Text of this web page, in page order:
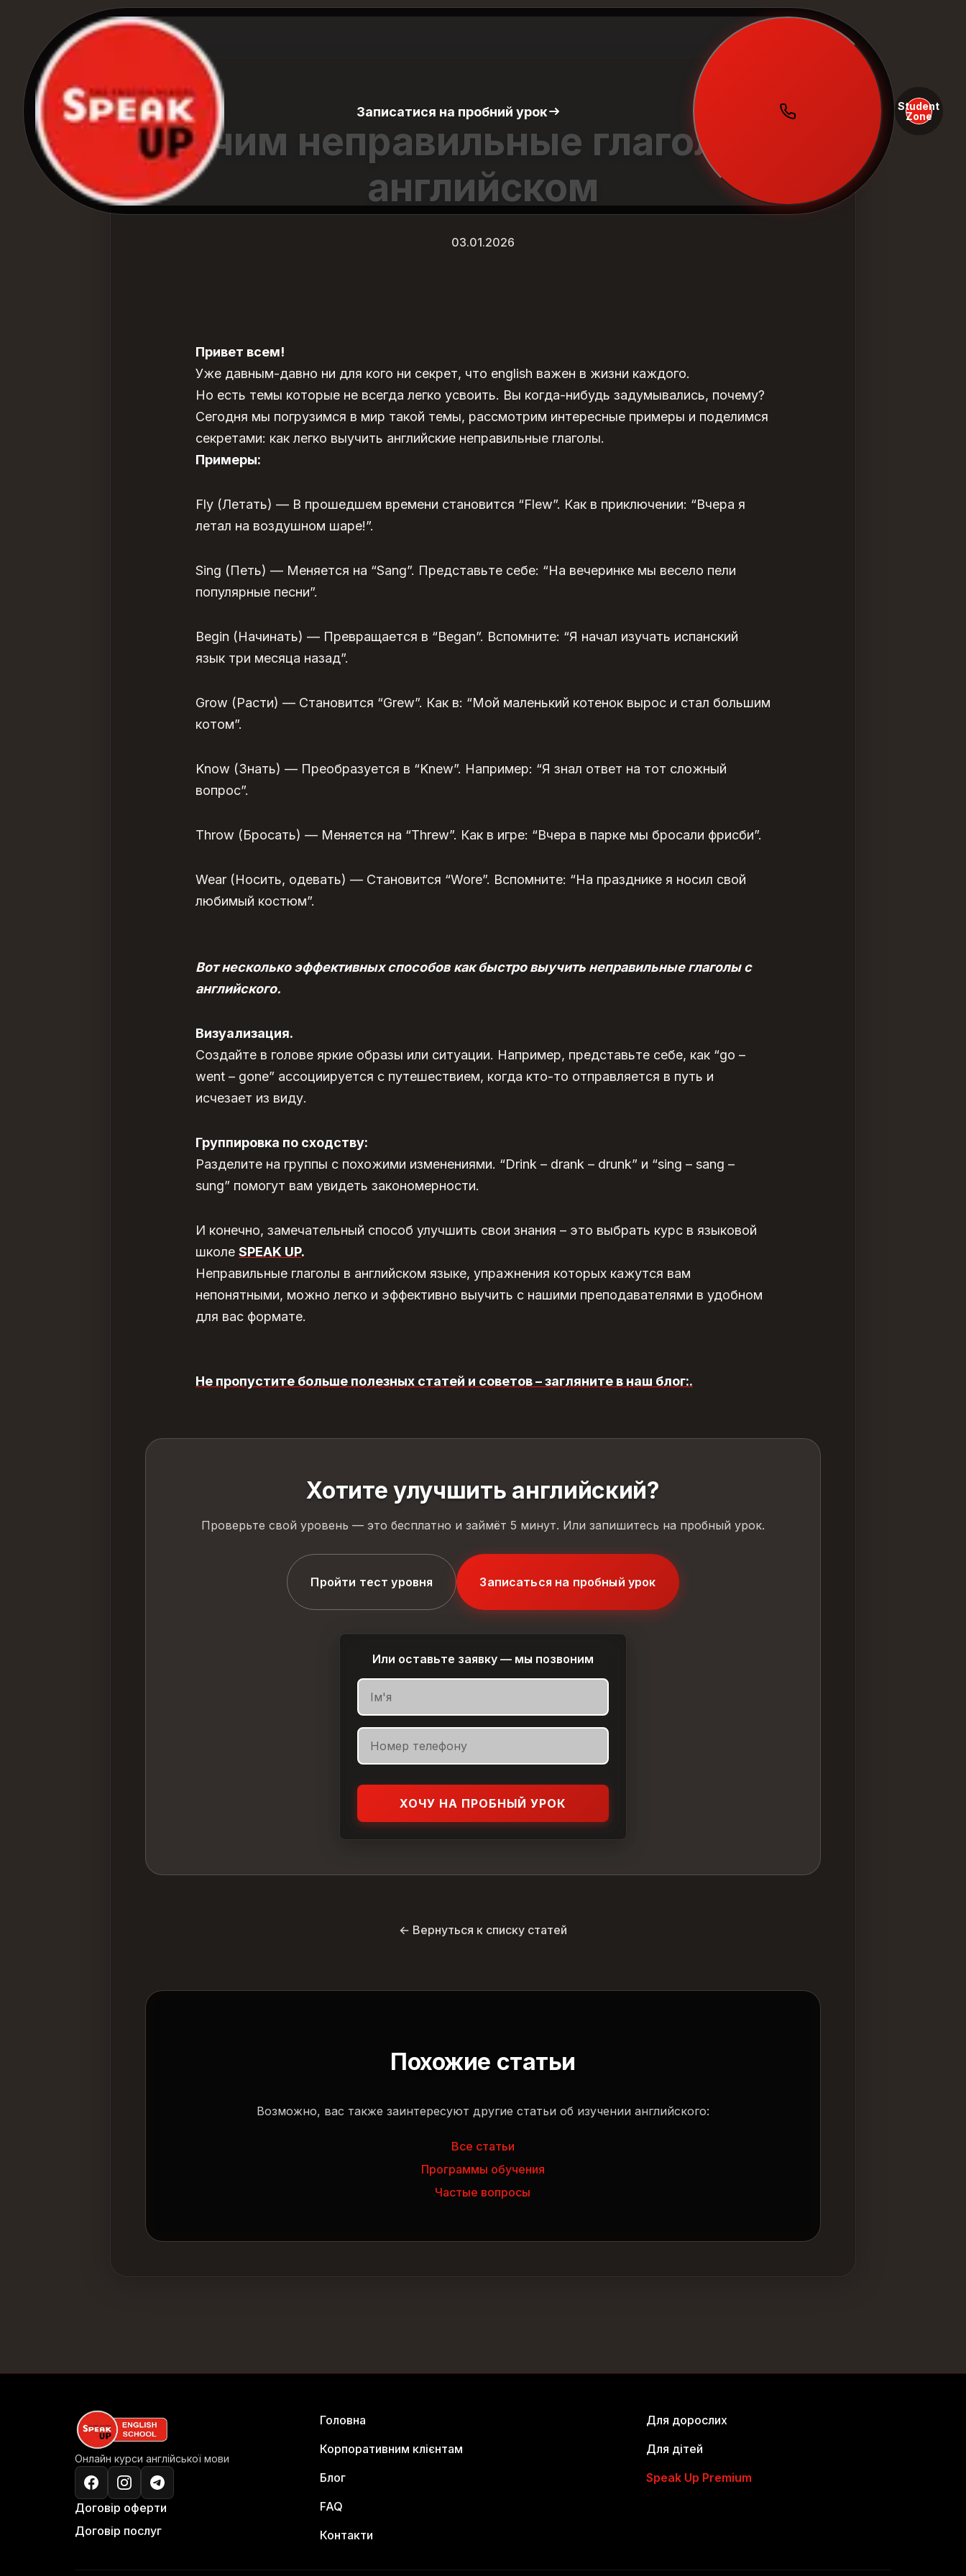
Записатися на пробний урок
Student
Zone
Учим неправильные глаголы в
английском
03.01.2026
Привет всем!
Уже давным-давно ни для кого ни секрет, что english важен в жизни каждого.
Но есть темы которые не всегда легко усвоить. Вы когда-нибудь задумывались, почему?
Сегодня мы погрузимся в мир такой темы, рассмотрим интересные примеры и поделимся
секретами: как легко выучить английские неправильные глаголы.
Примеры:
Fly (Летать) — В прошедшем времени становится “Flew”. Как в приключении: “Вчера я
летал на воздушном шаре!”.
Sing (Петь) — Меняется на “Sang”. Представьте себе: “На вечеринке мы весело пели
популярные песни”.
Begin (Начинать) — Превращается в “Began”. Вспомните: “Я начал изучать испанский
язык три месяца назад”.
Grow (Расти) — Становится “Grew”. Как в: “Мой маленький котенок вырос и стал большим
котом”.
Know (Знать) — Преобразуется в “Knew”. Например: “Я знал ответ на тот сложный
вопрос”.
Throw (Бросать) — Меняется на “Threw”. Как в игре: “Вчера в парке мы бросали фрисби”.
Wear (Носить, одевать) — Становится “Wore”. Вспомните: “На празднике я носил свой
любимый костюм”.
Вот несколько эффективных способов как быстро выучить неправильные глаголы с
английского.
Визуализация.
Создайте в голове яркие образы или ситуации. Например, представьте себе, как “go –
went – gone” ассоциируется с путешествием, когда кто-то отправляется в путь и
исчезает из виду.
Группировка по сходству:
Разделите на группы с похожими изменениями. “Drink – drank – drunk” и “sing – sang –
sung” помогут вам увидеть закономерности.
И конечно, замечательный способ улучшить свои знания – это выбрать курс в языковой
школе SPEAK UP.
Неправильные глаголы в английском языке, упражнения которых кажутся вам
непонятными, можно легко и эффективно выучить с нашими преподавателями в удобном
для вас формате.
Не пропустите больше полезных статей и советов – загляните в наш блог:.
Хотите улучшить английский?
Проверьте свой уровень — это бесплатно и займёт 5 минут. Или запишитесь на пробный урок.
Пройти тест уровня Записаться на пробный урок
Или оставьте заявку — мы позвоним
ХОЧУ НА ПРОБНЫЙ УРОК
← Вернуться к списку статей
Похожие статьи
Возможно, вас также заинтересуют другие статьи об изучении английского:
Все статьи
Программы обучения
Частые вопросы
Онлайн курси англійської мови
Договір оферти
Договір послуг
Головна
Корпоративним клієнтам
Блог
FAQ
Контакти
Для дорослих
Для дітей
Speak Up Premium